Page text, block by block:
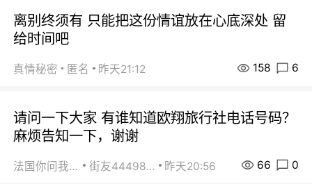
离别终须有 只能把这份情谊放在心底深处 留
给时间吧
真情秘密 匿名 昨天21:12 158 6
请问一下大家 有谁知道欧翔旅行社电话号码？
麻烦告知一下，谢谢
法国你问我答 街友44498484 昨天20:56 66 0